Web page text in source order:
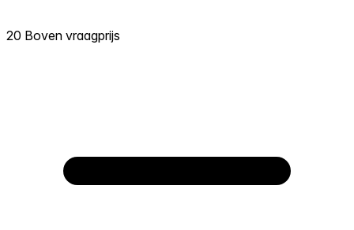
20 Boven vraagprijs